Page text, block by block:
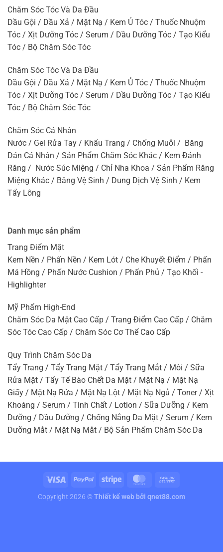
Chăm Sóc Tóc Và Da Đầu
Dầu Gội / Dầu Xả / Mặt Nạ / Kem Ủ Tóc / Thuốc Nhuộm
Tóc / Xịt Dưỡng Tóc / Serum / Dầu Dưỡng Tóc / Tạo Kiểu
Tóc / Bộ Chăm Sóc Tóc
Chăm Sóc Tóc Và Da Đầu
Dầu Gội / Dầu Xả / Mặt Nạ / Kem Ủ Tóc / Thuốc Nhuộm
Tóc / Xịt Dưỡng Tóc / Serum / Dầu Dưỡng Tóc / Tạo Kiểu
Tóc / Bộ Chăm Sóc Tóc
Chăm Sóc Cá Nhân
Nước / Gel Rửa Tay / Khẩu Trang / Chống Muỗi / Băng
Dán Cá Nhân / Sản Phẩm Chăm Sóc Khác / Kem Đánh
Răng / Nước Súc Miệng / Chỉ Nha Khoa / Sản Phẩm Răng
Miệng Khác / Băng Vệ Sinh / Dung Dịch Vệ Sinh / Kem
Tẩy Lông
Danh mục sản phẩm
Trang Điểm Mặt
Kem Nền / Phấn Nền / Kem Lót / Che Khuyết Điểm / Phấn
Má Hồng / Phấn Nước Cushion / Phấn Phủ / Tạo Khối -
Highlighter
Mỹ Phẩm High-End
Chăm Sóc Da Mặt Cao Cấp / Trang Điểm Cao Cấp / Chăm
Sóc Tóc Cao Cấp / Chăm Sóc Cơ Thể Cao Cấp
Quy Trình Chăm Sóc Da
Tẩy Trang / Tẩy Trang Mặt / Tẩy Trang Mắt / Môi / Sữa
Rửa Mặt / Tẩy Tế Bào Chết Da Mặt / Mặt Nạ / Mặt Nạ
Giấy / Mặt Nạ Rửa / Mặt Nạ Lột / Mặt Nạ Ngủ / Toner / Xịt
Khoáng / Serum / Tinh Chất / Lotion / Sữa Dưỡng / Kem
Dưỡng / Dầu Dưỡng / Chống Nắng Da Mặt / Serum / Kem
Dưỡng Mắt / Mặt Nạ Mắt / Bộ Sản Phẩm Chăm Sóc Da
Copyright 2026 ©Thiết kế web bởi qnet88.com